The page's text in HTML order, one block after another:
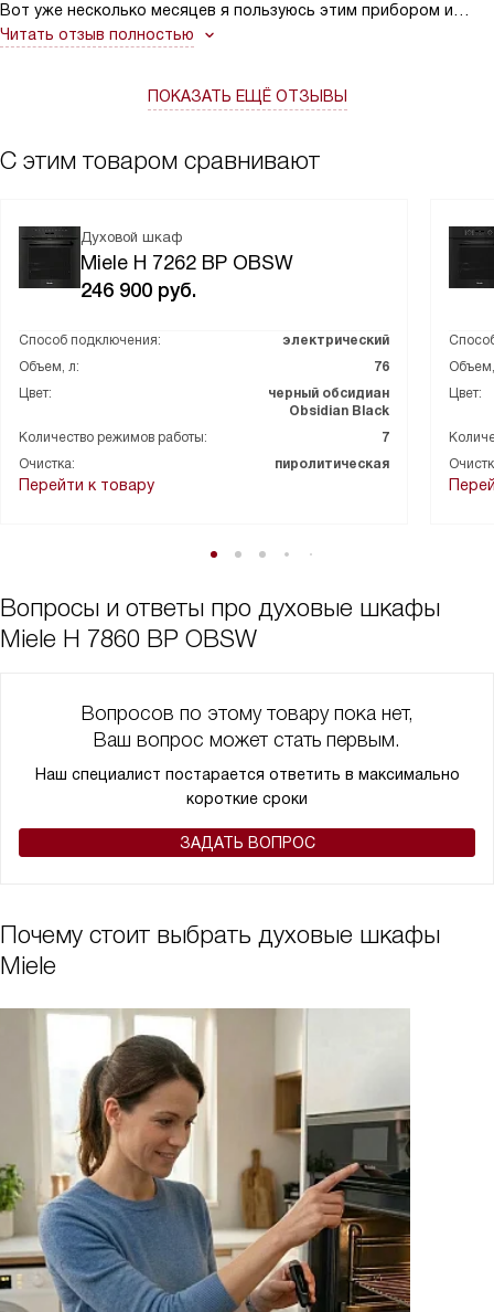
Вот уже несколько месяцев я пользуюсь этим прибором и
каждый раз он меня удивляет своими возможностями!
автоматические программы облегчают процесс
быстрого разогрева экономит мое время. А еще, я был
приятно удивлен функцией поддержания тепла - она очень
пригодилась, когда гости опоздали на ужин!
просто спасение для тех, кто не любит убираться. Теперь мой
прибор всегда в идеальной чистоте без особых усилий с моей
стороны.
Но самое главное, что мне нравится в этом приборе - это его
функциональность. Я могу выбрать из 12 режимов работы,
включая гриль, конвекцию с паром и низкотемпературное
только упрощает мою жизнь, но и делает процесс
приготовления еды настоящим удовольствием!
Читать отзыв полностью
ПОКАЗАТЬ ЕЩЁ ОТЗЫВЫ
С этим товаром сравнивают
Духовой шкаф
Miele H 7262 BP OBSW
246 900 руб.
Способ подключения:
электрический
Объем, л:
76
Цвет:
черный обсидиан
Obsidian Black
Количество режимов работы:
7
Очистка:
пиролитическая
Перейти к товару
Цвет:
Вопросы и ответы про духовые шкафы
Miele H 7860 BP OBSW
Вопросов по этому товару пока нет,
Ваш вопрос может стать первым.
Наш специалист постарается ответить в максимально
короткие сроки
ЗАДАТЬ ВОПРОС
Почему стоит выбрать духовые шкафы
Miele